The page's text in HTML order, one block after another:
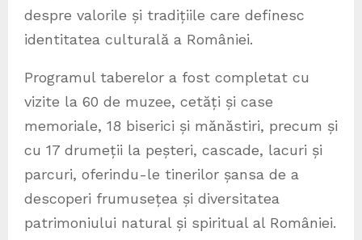
despre valorile și tradițiile care definesc
identitatea culturală a României.
Programul taberelor a fost completat cu
vizite la 60 de muzee, cetăți și case
memoriale, 18 biserici și mănăstiri, precum și
cu 17 drumeții la peșteri, cascade, lacuri și
parcuri, oferindu-le tinerilor șansa de a
descoperi frumusețea și diversitatea
patrimoniului natural și spiritual al României.